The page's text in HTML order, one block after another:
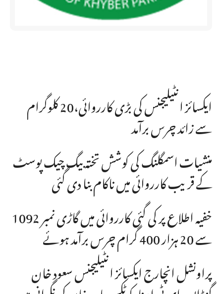
ایکسائز انٹیلیجنس کی بڑی کارروائی،20 کلوگرام
سے زائد چرس برآمد
منشیات اسمگلنگ کی کوشش تختہ بیگ چیک پوسٹ
کے قریب کارروائی میں ناکام بنا دی گئی
خفیہ اطلاع پر کی گئی کارروائی میں گاڑی نمبر 1092
سے 20 ہزار 400 گرام چرس برآمد ہوئے
پراونشل انچارج ایکسائز انٹیلیجنس سعود خان